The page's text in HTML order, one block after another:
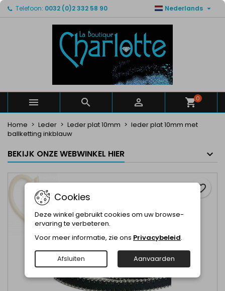
Telefoon: 0032 (0)2 332 58 90 Nederlands 
   0
Home Leder Leder plat 10mm
leder plat 10mm met
ballketting inkblauw
BEKIJK ONZE WEBWINKEL HIER
favorite_border
Mijn verlanglijsten ×
Maak een lijst
Maak een verlanglijst ×
Verlanglijst naam
Annuleren Maak een verlanglijst
Inloggen ×
U moet ingelogd zijn om producten in uw verlanglijst
Annuleren Inloggen
Cookies
Deze winkel gebruikt cookies om uw browse-
ervaring te verbeteren.
Voor meer informatie, zie ons Privacybeleid.
Afsluiten Aanvaarden